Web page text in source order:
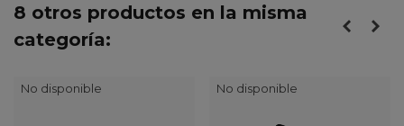
8 otros productos en la misma
categoría:
No disponible No disponible